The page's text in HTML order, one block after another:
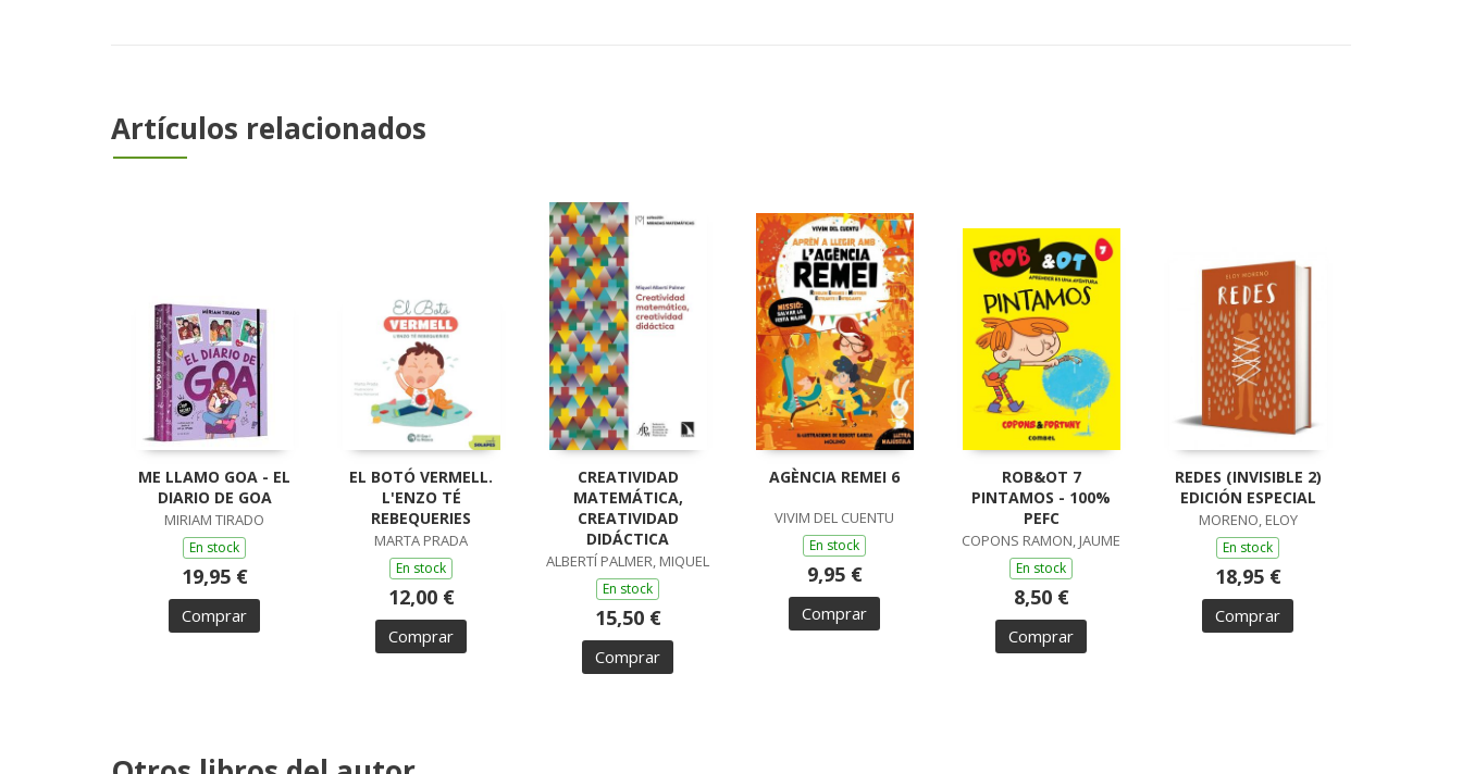
Artículos relacionados
ME LLAMO GOA - EL
DIARIO DE GOA
MIRIAM TIRADO
En stock
19,95 €
Comprar
EL BOTÓ VERMELL.
L'ENZO TÉ
REBEQUERIES
MARTA PRADA
En stock
12,00 €
Comprar
CREATIVIDAD
MATEMÁTICA,
CREATIVIDAD
DIDÁCTICA
ALBERTÍ PALMER, MIQUEL
En stock
15,50 €
Comprar
AGÈNCIA REMEI 6
VIVIM DEL CUENTU
En stock
9,95 €
Comprar
ROB&OT 7
PINTAMOS - 100%
PEFC
COPONS RAMON, JAUME
En stock
8,50 €
Comprar
REDES (INVISIBLE 2)
EDICIÓN ESPECIAL
MORENO, ELOY
En stock
18,95 €
Comprar